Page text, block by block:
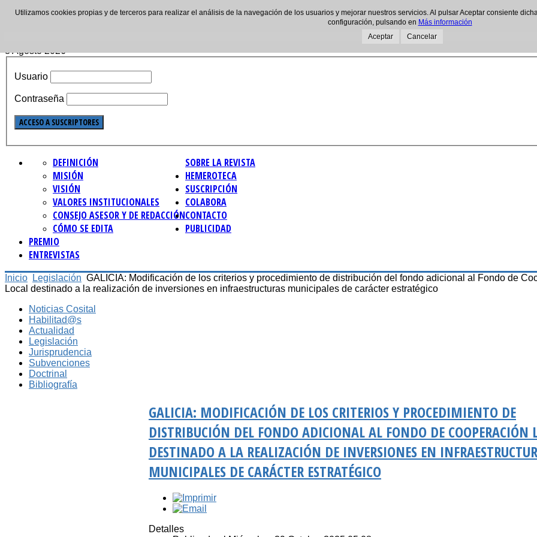
8 Agosto 2026
Usuario
Contraseña
SOBRE LA REVISTA
DEFINICIÓN
MISIÓN
VISIÓN
VALORES INSTITUCIONALES
CONSEJO ASESOR Y DE REDACCIÓN
CÓMO SE EDITA
HEMEROTECA
SUSCRIPCIÓN
COLABORA
CONTACTO
PUBLICIDAD
PREMIO
ENTREVISTAS
Inicio Legislación GALICIA: Modificación de los criterios y procedimiento de distribución del fondo adicional al Fondo de
Local destinado a la realización de inversiones en infraestructuras municipales de carácter estratégico
Noticias Cosital
Habilitad@s
Actualidad
Legislación
Jurisprudencia
Subvenciones
Doctrinal
Bibliografía
GALICIA: MODIFICACIÓN DE LOS CRITERIOS Y PROCEDIMIENTO DE
DISTRIBUCIÓN DEL FONDO ADICIONAL AL FONDO DE COOPERACIÓN
DESTINADO A LA REALIZACIÓN DE INVERSIONES EN
MUNICIPALES DE CARÁCTER ESTRATÉGICO
Detalles
Utilizamos cookies propias y de terceros para realizar el análisis de la navegación de los usuarios y mejorar nuestros servicios. Al pulsar Aceptar consiente
configuración, pulsando en Más información
Aceptar
Cancelar